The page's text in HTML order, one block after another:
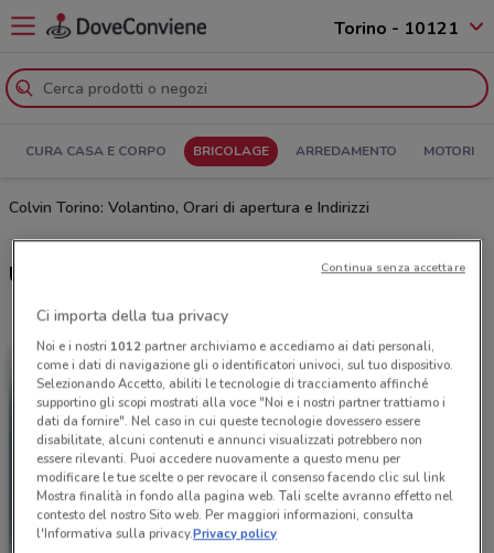
Torino - 10121
CURA CASA E CORPO BRICOLAGE ARREDAMENTO MOTORI
Colvin Torino: Volantino, Orari di apertura e Indirizzi
Ultime offerte del volantino Colvin
Ci importa della tua privacy
Noi e i nostri 1012partner archiviamo e accediamo ai dati personali,
come i dati di navigazione gli o identificatori univoci, sul tuo dispositivo.
Selezionando Accetto, abiliti le tecnologie di tracciamento affinché
supportino gli scopi mostrati alla voce "Noi e i nostri partner trattiamo i
dati da fornire". Nel caso in cui queste tecnologie dovessero essere
disabilitate, alcuni contenuti e annunci visualizzati potrebbero non
essere rilevanti. Puoi accedere nuovamente a questo menu per
modificare le tue scelte o per revocare il consenso facendo clic sul link
Mostra finalità in fondo alla pagina web. Tali scelte avranno effetto nel
contesto del nostro Sito web. Per maggiori informazioni, consulta
l'Informativa sulla privacy.Privacy policy
Continua senza accettare